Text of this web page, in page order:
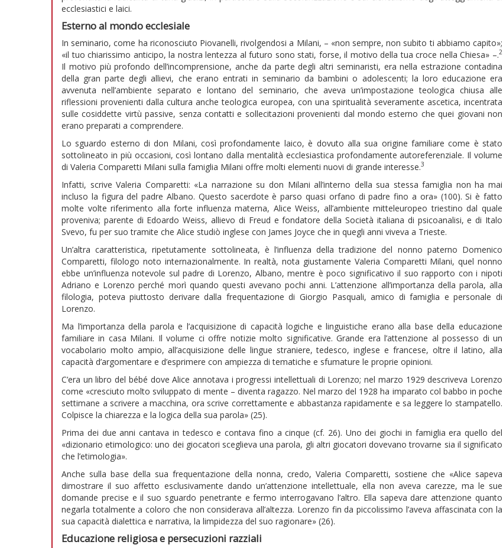
ecclesiastici e laici.
Esterno al mondo ecclesiale
In seminario, come ha riconosciuto Piovanelli, rivolgendosi a Milani, – «non sempre, non subito ti abbiamo capito»;
«il tuo chiarissimo anticipo, la nostra lentezza al futuro sono stati, forse, il motivo della tua croce nella Chiesa» –.2
Il motivo più profondo dell’incomprensione, anche da parte degli altri seminaristi, era nella estrazione contadina
della gran parte degli allievi, che erano entrati in seminario da bambini o adolescenti; la loro educazione era
avvenuta nell’ambiente separato e lontano del seminario, che aveva un’impostazione teologica chiusa alle
riflessioni provenienti dalla cultura anche teologica europea, con una spiritualità severamente ascetica, incentrata
sulle cosiddette virtù passive, senza contatti e sollecitazioni provenienti dal mondo esterno che quei giovani non
erano preparati a comprendere.
Lo sguardo esterno di don Milani, così profondamente laico, è dovuto alla sua origine familiare come è stato
sottolineato in più occasioni, così lontano dalla mentalità ecclesiastica profondamente autoreferenziale. Il volume
di Valeria Comparetti Milani sulla famiglia Milani offre molti elementi nuovi di grande interesse.3
Infatti, scrive Valeria Comparetti: «La narrazione su don Milani all’interno della sua stessa famiglia non ha mai
incluso la figura del padre Albano. Questo sacerdote è parso quasi orfano di padre fino a ora» (100). Si è fatto
molte volte riferimento alla forte influenza materna, Alice Weiss, all’ambiente mitteleuropeo triestino dal quale
proveniva; parente di Edoardo Weiss, allievo di Freud e fondatore della Società italiana di psicoanalisi, e di Italo
Svevo, fu per suo tramite che Alice studiò inglese con James Joyce che in quegli anni viveva a Trieste.
Un’altra caratteristica, ripetutamente sottolineata, è l’influenza della tradizione del nonno paterno Domenico
Comparetti, filologo noto internazionalmente. In realtà, nota giustamente Valeria Comparetti Milani, quel nonno
ebbe un’influenza notevole sul padre di Lorenzo, Albano, mentre è poco significativo il suo rapporto con i nipoti
Adriano e Lorenzo perché morì quando questi avevano pochi anni. L’attenzione all’importanza della parola, alla
filologia, poteva piuttosto derivare dalla frequentazione di Giorgio Pasquali, amico di famiglia e personale di
Lorenzo.
Ma l’importanza della parola e l’acquisizione di capacità logiche e linguistiche erano alla base della educazione
familiare in casa Milani. Il volume ci offre notizie molto significative. Grande era l’attenzione al possesso di un
vocabolario molto ampio, all’acquisizione delle lingue straniere, tedesco, inglese e francese, oltre il latino, alla
capacità d’argomentare e d’esprimere con ampiezza di tematiche e sfumature le proprie opinioni.
C’era un libro del bébé dove Alice annotava i progressi intellettuali di Lorenzo; nel marzo 1929 descriveva Lorenzo
come «cresciuto molto sviluppato di mente – diventa ragazzo. Nel marzo del 1928 ha imparato col babbo in poche
settimane a scrivere a macchina, ora scrive correttamente e abbastanza rapidamente e sa leggere lo stampatello.
Colpisce la chiarezza e la logica della sua parola» (25).
Prima dei due anni cantava in tedesco e contava fino a cinque (cf. 26). Uno dei giochi in famiglia era quello del
«dizionario etimologico: uno dei giocatori sceglieva una parola, gli altri giocatori dovevano trovarne sia il significato
che l’etimologia».
Anche sulla base della sua frequentazione della nonna, credo, Valeria Comparetti, sostiene che «Alice sapeva
dimostrare il suo affetto esclusivamente dando un’attenzione intellettuale, ella non aveva carezze, ma le sue
domande precise e il suo sguardo penetrante e fermo interrogavano l’altro. Ella sapeva dare attenzione quanto
negarla totalmente a coloro che non considerava all’altezza. Lorenzo fin da piccolissimo l’aveva affascinata con la
sua capacità dialettica e narrativa, la limpidezza del suo ragionare» (26).
Educazione religiosa e persecuzioni razziali